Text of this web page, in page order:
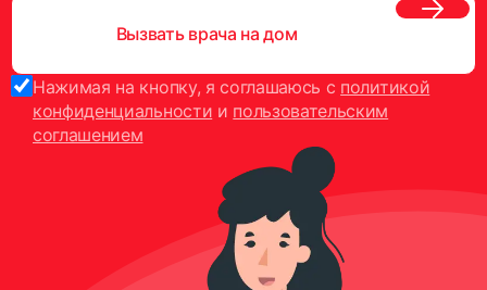
Вызвать врача на дом
Нажимая на кнопку, я соглашаюсь с политикой
конфиденциальности и пользовательским
соглашением